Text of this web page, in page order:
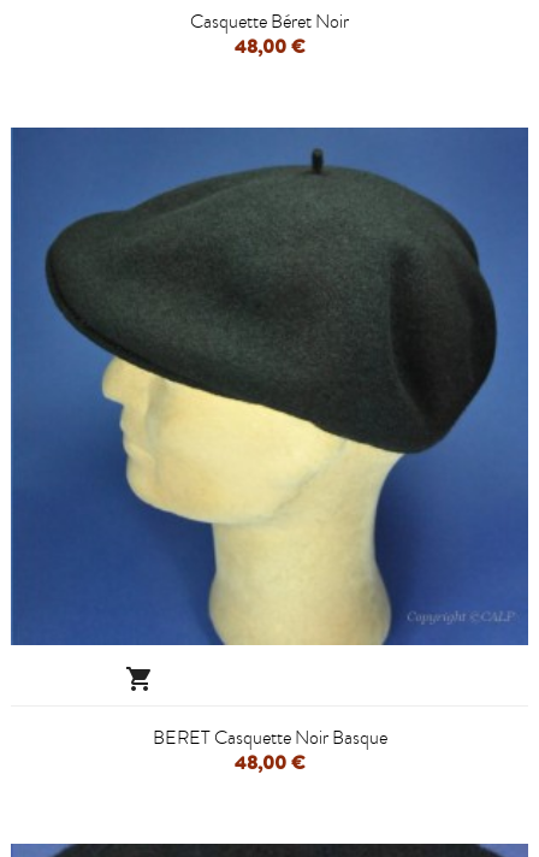
Casquette Béret Noir
48,00 €

BERET Casquette Noir Basque
48,00 €